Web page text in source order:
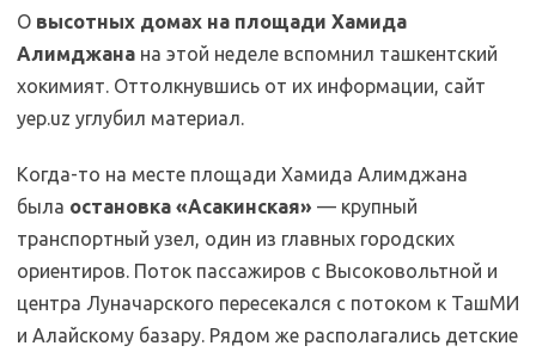
О высотных домах на площади Хамида
Алимджана на этой неделе вспомнил ташкентский
хокимият. Оттолкнувшись от их информации, сайт
yep.uz углубил материал.
Когда-то на месте площади Хамида Алимджана
была остановка «Асакинская» — крупный
транспортный узел, один из главных городских
ориентиров. Поток пассажиров с Высоковольтной и
центра Луначарского пересекался с потоком к ТашМИ
и Алайскому базару. Рядом же располагались детские